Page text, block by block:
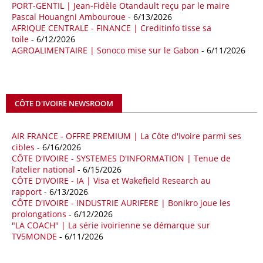
Les deux pays veulent accélérer leurs projets gaziers communs, afin
de sécuriser davantage les approvisionnements énergétiques en
Méditerranée, dans un contexte marqué par des tensions
géopolitiques internationales et des perturbations sur le marché
mondial du gaz. Réunis à Rome le jeudi 7 mai, la Première ministre
coopération et les investissements dans le secteur énergétique. Cette
séquence survient alors que Rome cherche à réduire son exposition
18/04/26 ALGERIE - BP
La multinationale BP signe son retour en Algérie où un permis de
prospection d’hydrocarbures dans le bassin oriental lui a été attribué
par l’Agence nationale pour la valorisation des ressources en
hydrocarbures (ALNAFT). L’information rendue publique mercredi 15
avril par l’institution, intervient dans le cadre de sa politique de relance
de l’exploration. Le périmètre concerné se situe dans une zone de
l’est du pays jugée peu explorée malgré son potentiel. BP pourra y
lancer ses premières opérations de prospection sur le terrain portant
PORT-GENTIL | Jean-Fidèle Otandault reçu par le maire
Pascal Houangni Ambouroue - 6/13/2026
AFRIQUE CENTRALE - FINANCE | Creditinfo tisse sa
toile - 6/12/2026
AGROALIMENTAIRE | Sonoco mise sur le Gabon - 6/11/2026
CÔTE D'IVOIRE NEWSROOM
AIR FRANCE - OFFRE PREMIUM | La Côte d'Ivoire parmi ses
cibles - 6/16/2026
CÔTE D'IVOIRE - SYSTEMES D'INFORMATION | Tenue de
l’atelier national - 6/15/2026
CÔTE D'IVOIRE - IA | Visa et Wakefield Research au
rapport - 6/13/2026
CÔTE D'IVOIRE - INDUSTRIE AURIFERE | Bonikro joue les
prolongations - 6/12/2026
"LA COACH" | La série ivoirienne se démarque sur
TV5MONDE - 6/11/2026